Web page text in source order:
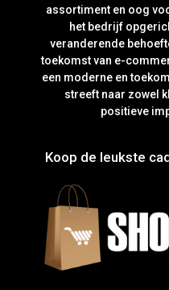
assortiment en oog
het bedrijf
veranderende
toekomst van e-
een moderne en
streeft naar zowel
positieve
Koop de leukste